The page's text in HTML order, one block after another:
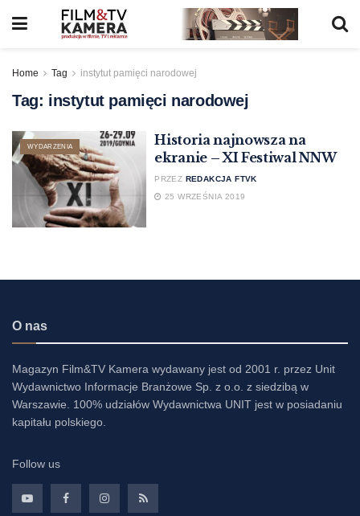
Home Tag instytut pamięci narodowej
Tag: instytut pamięci narodowej
WYDARZENIA
Historia najnowsza na
ekranie – XI Festiwal NNW
PRZEZ REDAKCJA FTVK
25 WRZEŚNIA 2019
O nas
Magazyn Film&TV Kamera wydawany jest od 2001 r. przez Unit
Wydawnictwo Informacje Branżowe Sp. z o.o. z siedzibą w
Warszawie. 100% udziałów Wydawnictwa UNIT jest w posiadaniu
kapitału polskiego.
Follow us